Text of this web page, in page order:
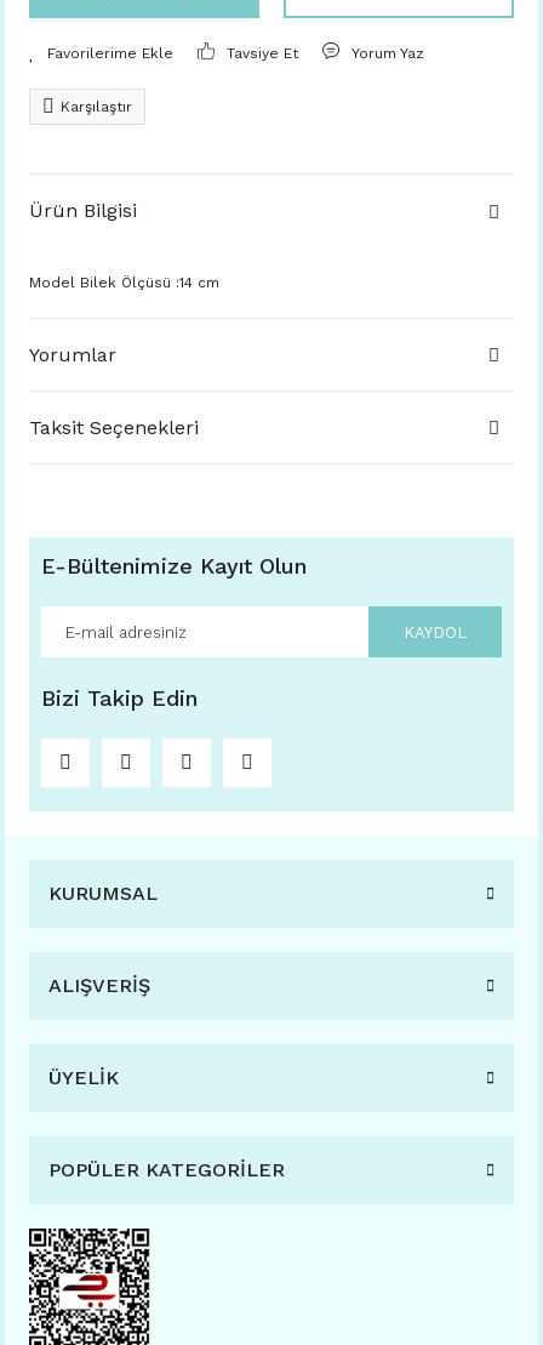
Tavsiye Et Yorum Yaz
Karşılaştır
Ürün Bilgisi
Model Bilek Ölçüsü :14 cm
Yorumlar
Taksit Seçenekleri
E-Bültenimize Kayıt Olun
KAYDOL
Bizi Takip Edin
KURUMSAL
ALIŞVERİŞ
ÜYELİK
POPÜLER KATEGORİLER